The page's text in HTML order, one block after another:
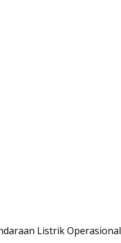
Listrik Operasional